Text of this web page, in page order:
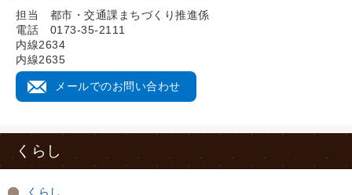
担当 都市・交通課まちづくり推進係
電話 0173-35-2111
内線2634
内線2635
メールでのお問い合わせ
くらし
くらし